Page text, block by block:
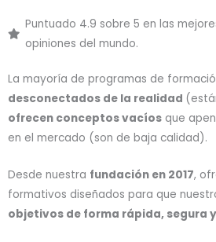
Puntuado 4.9 sobre 5 en las
opiniones del mundo.
La mayoría de programas de
desconectados de la realidad
ofrecen conceptos vacíos que
en el mercado (son de baja calidad).
Desde nuestra fundación en 2017,
formativos diseñados para que
objetivos de forma rápida, segura